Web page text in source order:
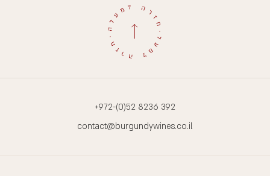
+972-(0)52 8236 392
contact@burgundywines.co.il